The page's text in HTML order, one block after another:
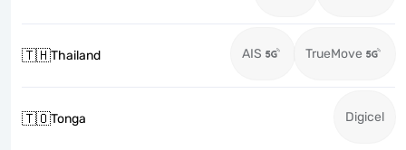
🇹🇭Thailand AIS TrueMove
🇹🇴Tonga Digicel